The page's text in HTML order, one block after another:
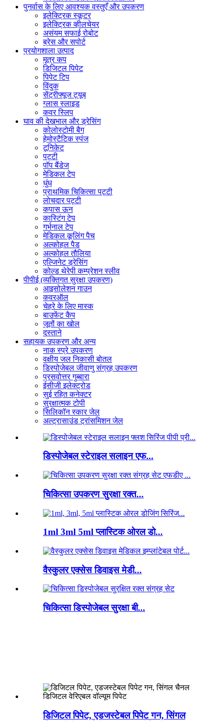
पुनर्वास के लिए आवश्यक वस्तुएँ और उपकरण
इलेक्ट्रिक स्कूटर
इलेक्ट्रिक व्हीलचेयर
असंयम सफाई रोबोट
ब्रेस और सपोर्ट
प्रयोगशाला उत्पाद
मूत्र कप
डिजिटल पिपेट
पिपेट टिप
विंदुक
सेंट्रीफ्यूज ट्यूब
ग्लास स्लाइड
कवर स्लिप
घाव की देखभाल और ड्रेसिंग
कोलोस्टोमी बैग
हेमोस्टैटिक स्पंज
टूनिकेट
पट्टी
पॉप बैंडेज
मेडिकल टेप
धुंध
प्राथमिक चिकित्सा पट्टी
लोचदार पट्टी
कपास ऊन
कास्टिंग टेप
गर्भनाल टेप
मेडिकल कूलिंग पैच
अल्कोहल पैड
अल्कोहल तौलिया
एल्जिनेट ड्रेसिंग
कोल्ड थेरेपी कम्प्रेशन स्लीव
पीपीई (व्यक्तिगत सुरक्षा उपकरण)
आइसोलेशन गाउन
कवरऑल
चेहरे के लिए मास्क
बाउफेंट कैप
जूतों का खोल
दस्ताने
सहायक उपकरण और अन्य
नाक स्प्रे उपकरण
वक्षीय जल निकासी बोतल
डिस्पोजेबल जीवाणु संग्रह उपकरण
प्रसवोत्तर गुब्बारा
ईसीजी इलेक्ट्रोड
सुई रहित कनेक्टर
सुरक्षात्मक टोपी
सिलिकॉन स्कार जेल
अल्ट्रासाउंड ट्रांसमिशन जेल
डिस्पोजेबल स्टेराइल सलाइन एफ...
चिकित्सा उपकरण सुरक्षा रक्त...
1ml 3ml 5ml प्लास्टिक ओरल डो...
वैस्कुलर एक्सेस डिवाइस मेडी...
चिकित्सा डिस्पोजेबल सुरक्षा बी...
डिजिटल पिपेट, एडजस्टेबल पिपेट गन, सिंगल